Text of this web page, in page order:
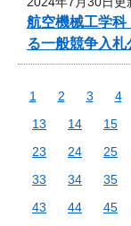
航空機械工学
る一般競争入札
1 2 3 4
13
14 15
23
24 25
33
34 35
43
44 45